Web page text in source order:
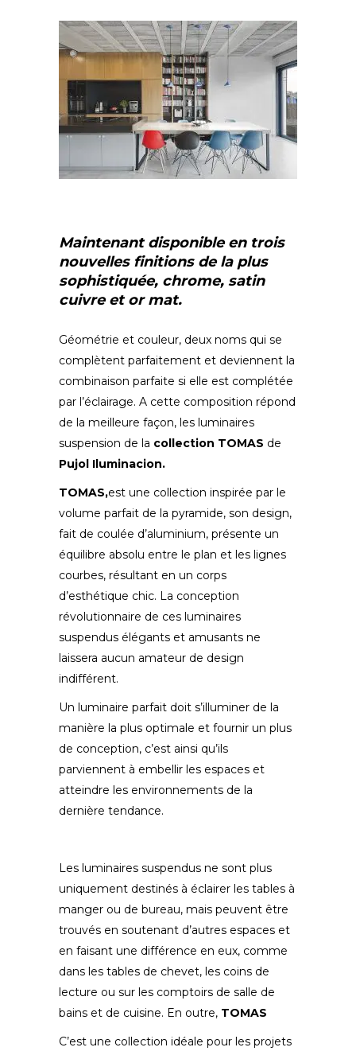
Maintenant disponible en trois
nouvelles finitions de la plus
sophistiquée, chrome, satin
cuivre et or mat.
Géométrie et couleur, deux noms qui se
complètent parfaitement et deviennent la
combinaison parfaite si elle est complétée
par l’éclairage. A cette composition répond
de la meilleure façon, les luminaires
suspension de la collection TOMAS de
Pujol Iluminacion.
TOMAS,est une collection inspirée par le
volume parfait de la pyramide, son design,
fait de coulée d’aluminium, présente un
équilibre absolu entre le plan et les lignes
courbes, résultant en un corps
d’esthétique chic. La conception
révolutionnaire de ces luminaires
suspendus élégants et amusants ne
laissera aucun amateur de design
indifférent.
Un luminaire parfait doit s’illuminer de la
manière la plus optimale et fournir un plus
de conception, c’est ainsi qu’ils
parviennent à embellir les espaces et
atteindre les environnements de la
dernière tendance.
Les luminaires suspendus ne sont plus
uniquement destinés à éclairer les tables à
manger ou de bureau, mais peuvent être
trouvés en soutenant d’autres espaces et
en faisant une différence en eux, comme
dans les tables de chevet, les coins de
lecture ou sur les comptoirs de salle de
bains et de cuisine. En outre, TOMAS
C’est une collection idéale pour les projets